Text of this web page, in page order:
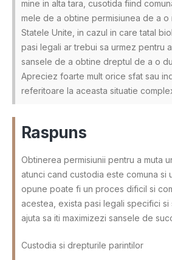
mine in alta tara, cusotida fiind
mele de a obtine permisiunea de a o
Statele Unite, in cazul in care tatal
pasi legali ar trebui sa urmez pentru
sansele de a obtine dreptul de a o
Apreciez foarte mult orice sfat sau
referitoare la aceasta situatie
Raspuns
Obtinerea permisiunii pentru a muta
atunci cand custodia este comuna si
opune poate fi un proces dificil si
acestea, exista pasi legali specifici
ajuta sa iti maximizezi sansele de
Custodia si drepturile parintilor